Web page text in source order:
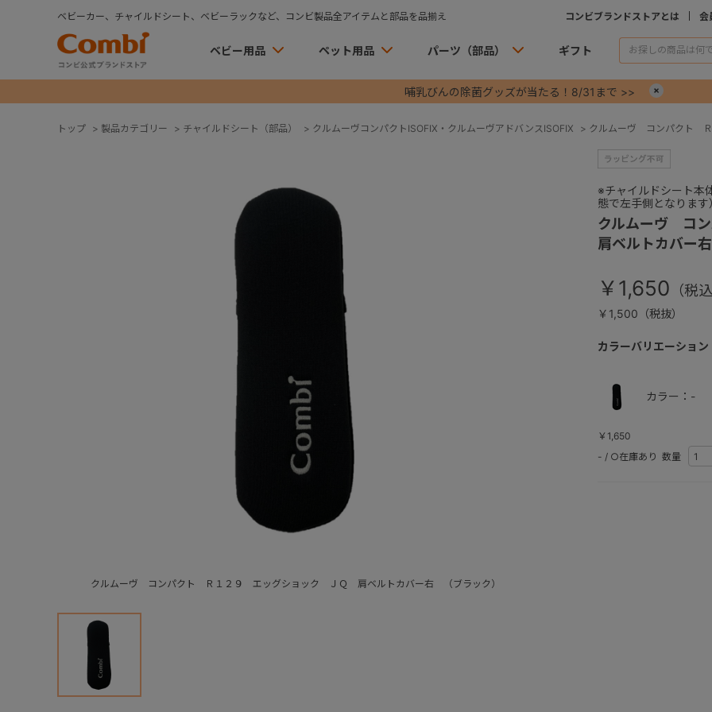
ベビーカー、チャイルドシート、ベビーラックなど、コンビ製品全アイテムと部品を品揃え コンビブランドストアとは 会
ベビー用品 ペット用品 パーツ（部品） ギフト
哺乳びんの除菌グッズが当たる！8/31まで >>
トップ > 製品カテゴリー > チャイルドシート（部品） > クルムーヴコンパクトISOFIX・クルムーヴアドバンスISOFIX > クルムーヴ コンパクト
クルムーヴ コンパクト Ｒ１２９ エッグショック ＪＱ 肩ベルトカバー右 （ブラック）
※チャイルドシート本
態で左手側となります
クルムーヴ コ
肩ベルトカバー
￥1,650
￥1,500（税抜）
カラーバリエーション
カラー：-
￥1,650
- / ○在庫あり 数量